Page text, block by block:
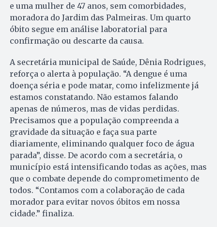
e uma mulher de 47 anos, sem comorbidades,
moradora do Jardim das Palmeiras. Um quarto
óbito segue em análise laboratorial para
confirmação ou descarte da causa.
A secretária municipal de Saúde, Dênia Rodrigues,
reforça o alerta à população. “A dengue é uma
doença séria e pode matar, como infelizmente já
estamos constatando. Não estamos falando
apenas de números, mas de vidas perdidas.
Precisamos que a população compreenda a
gravidade da situação e faça sua parte
diariamente, eliminando qualquer foco de água
parada”, disse. De acordo com a secretária, o
município está intensificando todas as ações, mas
que o combate depende do comprometimento de
todos. “Contamos com a colaboração de cada
morador para evitar novos óbitos em nossa
cidade.” finaliza.